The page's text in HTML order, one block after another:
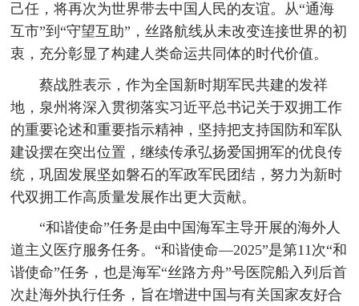
己任，将再次为世界带去中国人民的友谊。从“通海
互市”到“守望互助”，丝路航线从未改变连接世界的初
衷，充分彰显了构建人类命运共同体的时代价值。
蔡战胜表示，作为全国新时期军民共建的发祥
地，泉州将深入贯彻落实习近平总书记关于双拥工作
的重要论述和重要指示精神，坚持把支持国防和军队
建设摆在突出位置，继续传承弘扬爱国拥军的优良传
统，巩固发展坚如磐石的军政军民团结，努力为新时
代双拥工作高质量发展作出更大贡献。
“和谐使命”任务是由中国海军主导开展的海外人
道主义医疗服务任务。“和谐使命—2025”是第11次“和
谐使命”任务，也是海军“丝路方舟”号医院船入列后首
次赴海外执行任务，旨在增进中国与有关国家友好合